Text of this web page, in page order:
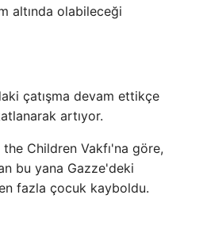
altında olabileceği
çatışma devam ettikçe
artıyor.
Children Vakfı'na göre,
bu yana Gazze'deki
fazla çocuk kayboldu.